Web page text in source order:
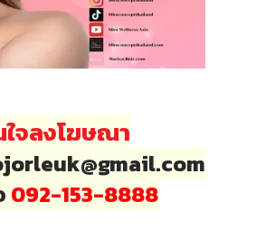
จลงโฆษณา
092-153-8888